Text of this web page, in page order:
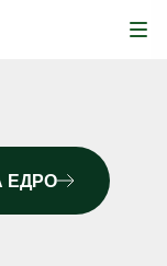
ЕДРО